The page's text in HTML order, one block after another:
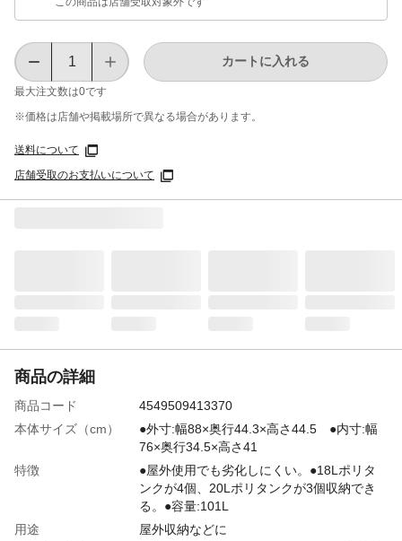
最大注文数は0です
カートに入れる
※価格は​店舗や​掲載場所で​異なる​場合が​あります。
送料について
店舗受取のお支払いについて
商品の詳細
商品コード
4549509413370
本体サイズ（cm）
●外寸:幅88×奥行44.3×高さ44.5 ●内寸:幅
76×奥行34.5×高さ41
特徴
●屋外使用でも劣化しにくい。●18Lポリタ
ンクが4個、20Lポリタンクが3個収納でき
る。●容量:101L
用途
屋外収納などに